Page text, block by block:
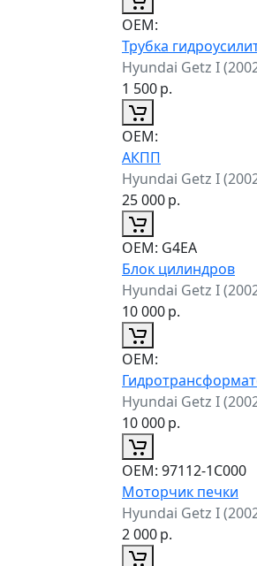
ОЕМ:
Трубка
Hyundai Getz I
1 500р.
ОЕМ:
АКПП
Hyundai Getz I
25 000р.
ОЕМ: G4EA
Блок цилиндров
Hyundai Getz I
10 000р.
ОЕМ:
Hyundai Getz I
10 000р.
ОЕМ: 97112-1C000
Моторчик печки
Hyundai Getz I
2 000р.